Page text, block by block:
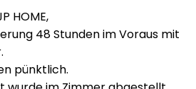
HOME,
48 Stunden im Voraus mit
pünktlich.